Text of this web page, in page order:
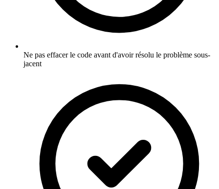
Ne pas effacer le code avant d'avoir résolu le problème sous-
jacent